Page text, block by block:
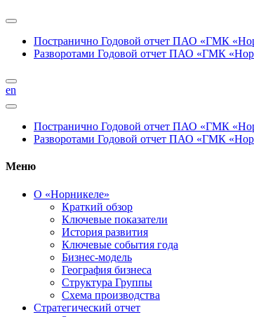
Постранично Годовой отчет ПАО «ГМК
Разворотами Годовой отчет ПАО «ГМК
en
Постранично Годовой отчет ПАО «ГМК
Разворотами Годовой отчет ПАО «ГМК
Меню
О «Норникеле»
Краткий обзор
Ключевые показатели
История развития
Ключевые события года
Бизнес-модель
География бизнеса
Структура Группы
Схема производства
Стратегический отчет